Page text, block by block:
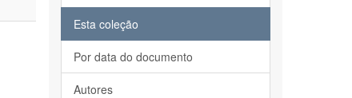
Esta coleção
Por data do documento
Autores